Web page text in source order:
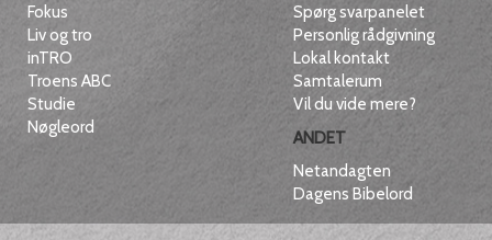
Fokus
Liv og tro
inTRO
Troens ABC
Studie
Nøgleord
Spørg svarpanelet
Personlig rådgivning
Lokal kontakt
Samtalerum
Vil du vide mere?
ANDET
Netandagten
Dagens Bibelord